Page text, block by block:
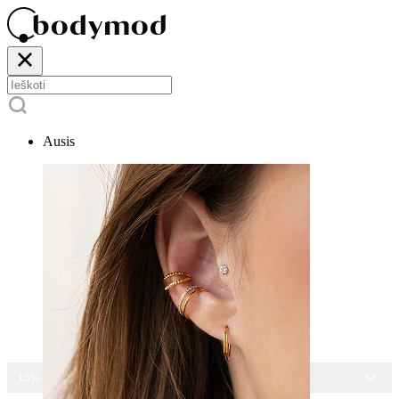
Ausis
15% NUOLAIDA VISIEMS PAPUOŠALAMS